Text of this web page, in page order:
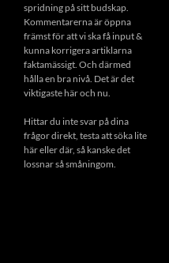
spridning på sitt budskap.
Kommentarerna är öppna
främst för att vi ska få input &
kunna korrigera artiklarna
faktamässigt. Och därmed
hålla en bra nivå. Det är det
viktigaste här och nu.
Hittar du inte svar på dina
frågor direkt, testa att söka lite
här eller där, så kanske det
lossnar så småningom.